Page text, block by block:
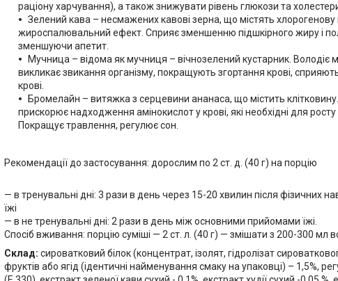
раціону харчування), а також знижувати рівень глюкози та
Зелений кава – несмажених кавові зерна, що містять хлорогенову
жироспалювальний ефект. Сприяє зменшенню підшкірного жиру і
зменшуючи апетит.
Мучница – відома як мучниця – вічнозелений кустарник. Володіє
викликає звикання організму, покращують згортання крові,
крові.
Бромелайн – витяжка з серцевини ананаса, що містить
прискорює надходження амінокислот у крові, які необхідні для
Покращує травлення, регулює сон.
Рекомендації до застосування: дорослим по 2 ст. д. (40 г) на порцію
— в тренувальні дні: 3 рази в день через 15-20 хвилин після фізичних
їжі
— в не тренувальні дні: 2 рази в день між основними прийомами їжі.
Спосіб вживання: порцію суміші — 2 ст. л. (40 г) — змішати з 200-300 мл
Склад: сироватковий білок (концентрат, ізолят, гідролізат
фруктів або ягід (ідентичні найменування смаку на упаковці) – 1,5%,